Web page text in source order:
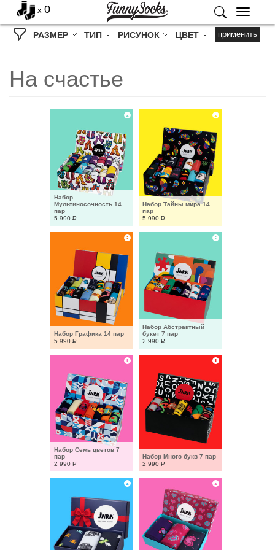
Меню
x 0
РАЗМЕР ТИП РИСУНОК ЦВЕТ применить
На счастье
Набор
Мультиносочность 14
пар
5 990 Р
Набор Тайны мира 14
пар
5 990 Р
Набор Графика 14 пар
5 990 Р
Набор Абстрактный
букет 7 пар
2 990 Р
Набор Семь цветов 7
пар
2 990 Р
Набор Много букв 7 пар
2 990 Р